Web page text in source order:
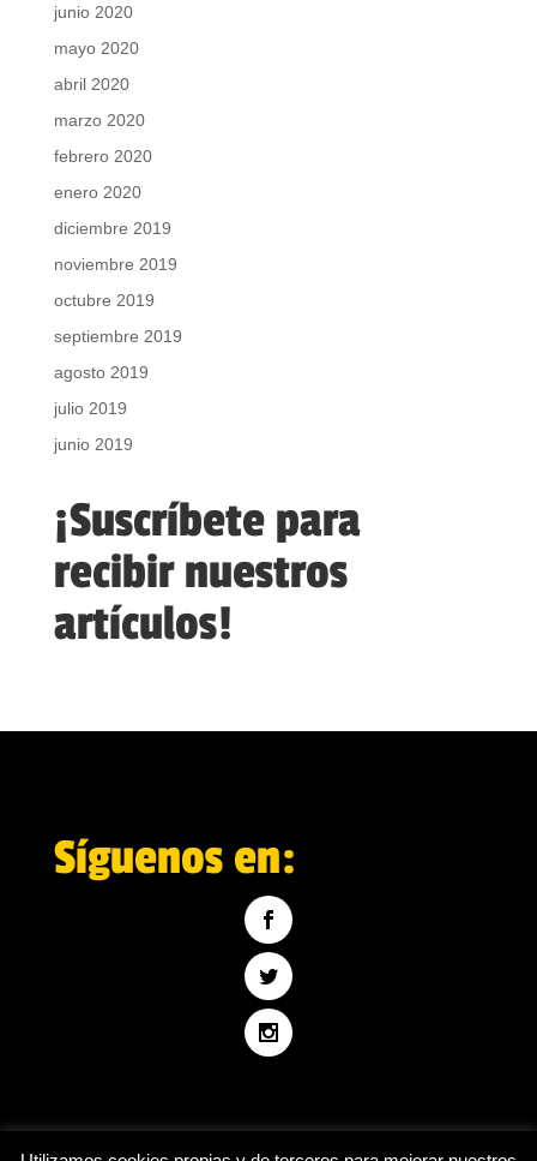
junio 2020
mayo 2020
abril 2020
marzo 2020
febrero 2020
enero 2020
diciembre 2019
noviembre 2019
octubre 2019
septiembre 2019
agosto 2019
julio 2019
junio 2019
¡Suscríbete para
recibir nuestros
artículos!
Síguenos en: